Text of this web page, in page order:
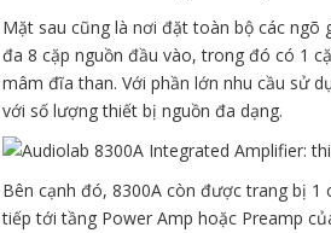
Mặt sau cũng là nơi đặt toàn bộ các ngõ
đa 8 cặp nguồn đầu vào, trong đó có 1
mâm đĩa than. Với phần lớn nhu cầu sử
với số lượng thiết bị nguồn đa dạng.
Bên cạnh đó, 8300A còn được trang bị 1
tiếp tới tầng Power Amp hoặc Preamp